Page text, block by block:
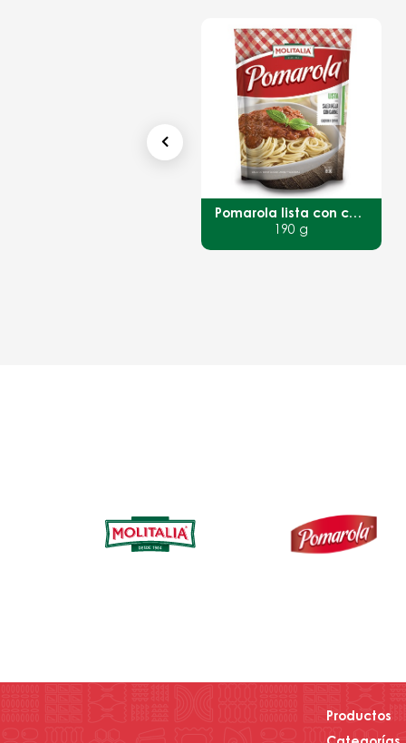
Pomarola lista con carne
190 g
Productos